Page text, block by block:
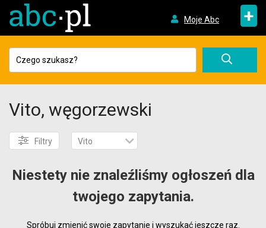
Moje Abc +
Vito, węgorzewski
Filtry Vito
Niestety nie znaleźliśmy ogłoszeń dla
twojego zapytania.
Spróbuj zmienić swoje zapytanie i wyszukać jeszcze raz.